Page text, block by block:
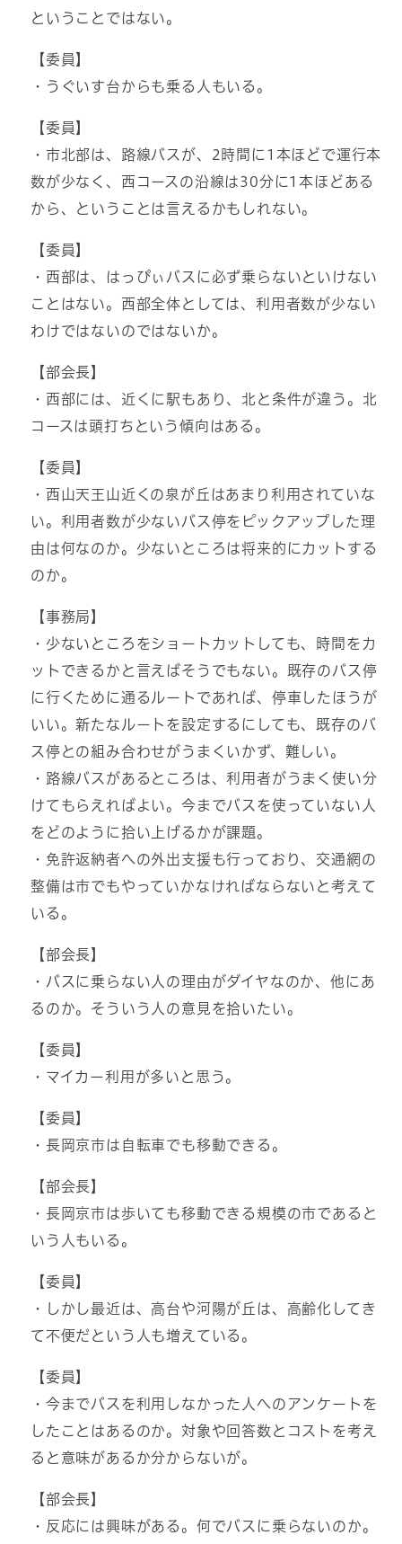
ということではない。
【委員】
・うぐいす台からも乗る人もいる。
【委員】
・市北部は、路線バスが、2時間に1本ほどで運行本
数が少なく、西コースの沿線は30分に1本ほどある
から、ということは言えるかもしれない。
【委員】
・西部は、はっぴぃバスに必ず乗らないといけない
ことはない。西部全体としては、利用者数が少ない
わけではないのではないか。
【部会長】
・西部には、近くに駅もあり、北と条件が違う。北
コースは頭打ちという傾向はある。
【委員】
・西山天王山近くの泉が丘はあまり利用されていな
い。利用者数が少ないバス停をピックアップした理
由は何なのか。少ないところは将来的にカットする
のか。
【事務局】
・少ないところをショートカットしても、時間をカ
ットできるかと言えばそうでもない。既存のバス停
に行くために通るルートであれば、停車したほうが
いい。新たなルートを設定するにしても、既存のバ
ス停との組み合わせがうまくいかず、難しい。
・路線バスがあるところは、利用者がうまく使い分
けてもらえればよい。今までバスを使っていない人
をどのように拾い上げるかが課題。
・免許返納者への外出支援も行っており、交通網の
整備は市でもやっていかなければならないと考えて
いる。
【部会長】
・バスに乗らない人の理由がダイヤなのか、他にあ
るのか。そういう人の意見を拾いたい。
【委員】
・マイカー利用が多いと思う。
【委員】
・長岡京市は自転車でも移動できる。
【部会長】
・長岡京市は歩いても移動できる規模の市であると
いう人もいる。
【委員】
・しかし最近は、高台や河陽が丘は、高齢化してき
て不便だという人も増えている。
【委員】
・今までバスを利用しなかった人へのアンケートを
したことはあるのか。対象や回答数とコストを考え
ると意味があるか分からないが。
【部会長】
・反応には興味がある。何でバスに乗らないのか。